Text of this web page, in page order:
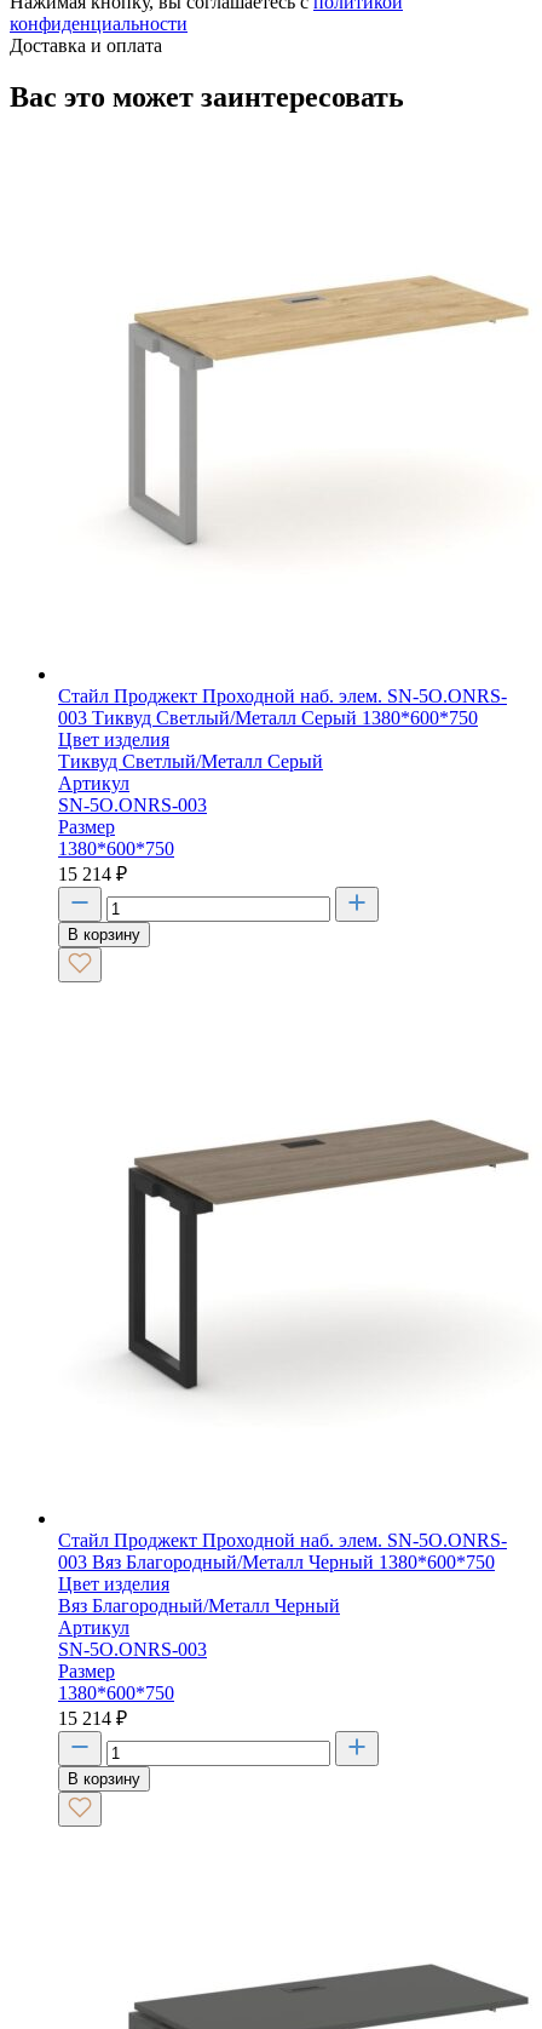
конфиденциальности
Доставка и оплата
Вас это может заинтересовать
Стайл Проджект Проходной наб. элем. SN-5O.ONRS-
003 Тиквуд Светлый/Металл Серый 1380*600*750
Цвет изделия
Тиквуд Светлый/Металл Серый
Артикул
SN-5O.ONRS-003
Размер
1380*600*750
15 214 ₽
В корзину
Стайл Проджект Проходной наб. элем. SN-5O.ONRS-
003 Вяз Благородный/Металл Черный 1380*600*750
Цвет изделия
Вяз Благородный/Металл Черный
Артикул
SN-5O.ONRS-003
Размер
1380*600*750
15 214 ₽
В корзину